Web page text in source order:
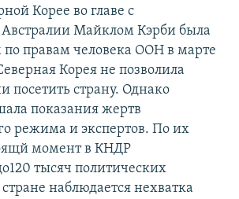
Корее во главе с
Австралии Майклом Кэрби была
по правам человека ООН в марте
Корея не позволила
посетить страну. Однако
показания жертв
режима и экспертов. По их
момент в КНДР
тысяч политических
наблюдается нехватка